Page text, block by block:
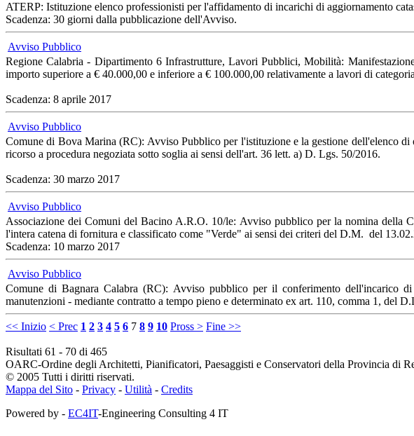
ATERP: Istituzione elenco professionisti per l'affidamento di incarichi di aggiornamento
Scadenza: 30 giorni dalla pubblicazione dell'Avviso.
Avviso Pubblico
Regione Calabria - Dipartimento 6 Infrastrutture, Lavori Pubblici, Mobilità:
importo superiore a € 40.000,00 e inferiore a € 100.000,00 relativamente a lavori di
Scadenza: 8 aprile 2017
Avviso Pubblico
Comune di Bova Marina (RC): Avviso Pubblico per l'istituzione e la gestione dell'elenco
ricorso a procedura negoziata sotto soglia ai sensi dell'art. 36 lett. a) D. Lgs. 50/2016.
Scadenza: 30 marzo 2017
Avviso Pubblico
Associazione dei Comuni del Bacino A.R.O. 10/le: Avviso pubblico per la nomina della
l'intera catena di fornitura e classificato come "Verde" ai sensi dei criteri del D.M. del
Scadenza: 10 marzo 2017
Avviso Pubblico
Comune di Bagnara Calabra (RC): Avviso pubblico per il conferimento dell'incarico
manutenzioni - mediante contratto a tempo pieno e determinato ex art. 110, comma 1, del
<< Inizio < Prec 1 2 3 4 5 6 7 8 9 10 Pross > Fine >>
Risultati 61 - 70 di 465
OARC-Ordine degli Architetti, Pianificatori, Paesaggisti e Conservatori della Provincia di
© 2005 Tutti i diritti riservati.
Mappa del Sito - Privacy - Utilità - Credits
Powered by - EC4IT-Engineering Consulting 4 IT